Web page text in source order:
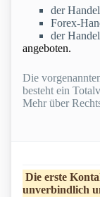
der
Forex-
der
angeboten.
Die
besteht ein
Mehr über
Die erste
unverbindlich